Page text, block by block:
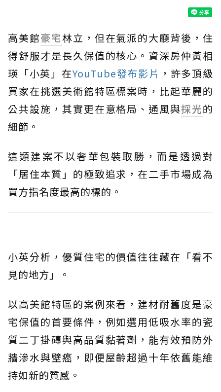
高美館豪宅林立，但在氣派的大廳背後，住
得舒服才是長久保值的核心。資深房仲黃相
瑛「小英」在YouTube發布影片 ，許多頂級
買家在挑選美術館特區標案時，比起華麗的
公共設施，其實更在意格局、通風與採光的
細節。
這類建案不以奢華包裝取勝，而是透過對
「居住本質」的極致追求，在二手市場成為
買方指名度最高的標的。
小英分析，優質住宅的價值往往藏在「看不
見的地方」。
以高美館特區的案例來看，建材耐舊度是豪
宅保值的首要條件，例如選用低吸水率的瓷
質二丁掛磚與高品質黏著劑，能有效預防外
牆滲水與壁癌，即便屋齡超過十年依舊能維
持如新的質感。